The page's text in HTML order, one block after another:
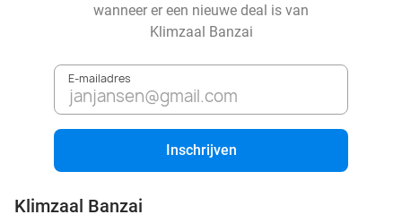
wanneer er een nieuwe deal is van
Klimzaal Banzai
E-mailadres
Inschrijven
Klimzaal Banzai